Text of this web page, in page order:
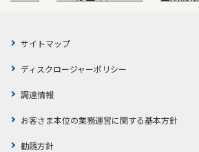
サイトマップ
ディスクロージャーポリシー
調達情報
お客さま本位の業務運営に関する基本方針
勧誘方針